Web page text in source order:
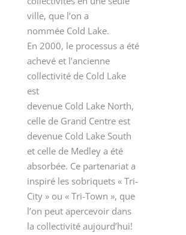
ville, que l’on a
nommée Cold Lake.
En 2000, le processus a été
achevé et l’ancienne
collectivité de Cold Lake
est
devenue Cold Lake North,
celle de Grand Centre est
devenue Cold Lake South
et celle de Medley a été
absorbée. Ce partenariat a
inspiré les sobriquets « Tri-
City » ou « Tri-Town », que
l’on peut apercevoir dans
la collectivité aujourd’hui!